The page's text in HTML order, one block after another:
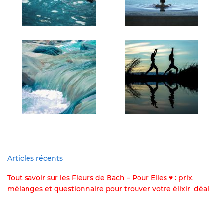
Articles récents
Tout savoir sur les Fleurs de Bach – Pour Elles ♥ : prix,
mélanges et questionnaire pour trouver votre élixir idéal